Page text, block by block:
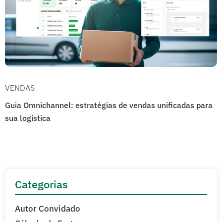
VENDAS
Guia Omnichannel: estratégias de vendas unificadas para
sua logística
Categorias
Autor Convidado